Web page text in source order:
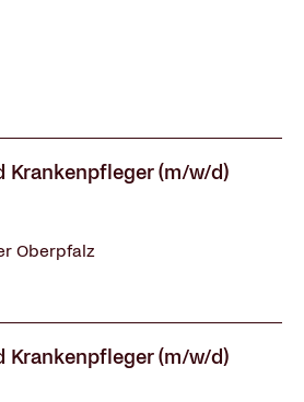
Krankenpfleger (m/w/d)
Oberpfalz
Krankenpfleger (m/w/d)